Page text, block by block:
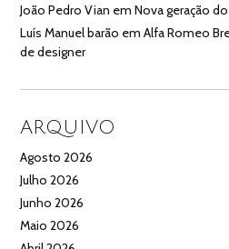
João Pedro Vian emNova geração
Luís Manuel barão emAlfa Romeo
de designer
ARQUIVO
Agosto 2026
Julho 2026
Junho 2026
Maio 2026